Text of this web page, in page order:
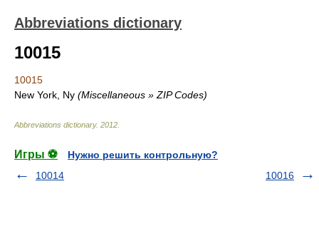
Abbreviations dictionary
10015
10015
New York, Ny (Miscellaneous » ZIP Codes)
Abbreviations dictionary. 2012
Игры ⚽
Нужно решить контрольную?
10014
10016